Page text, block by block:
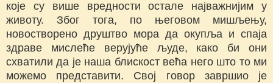
које су више вредности остале најважнијим у
животу. Због тога, по његовом мишљењу,
новостворено друштво мора да окупља и спаја
здраве мислеће верујуће људе, како би они
схватили да је наша блискост већа него што то ми
можемо представити. Свој говор завршио је